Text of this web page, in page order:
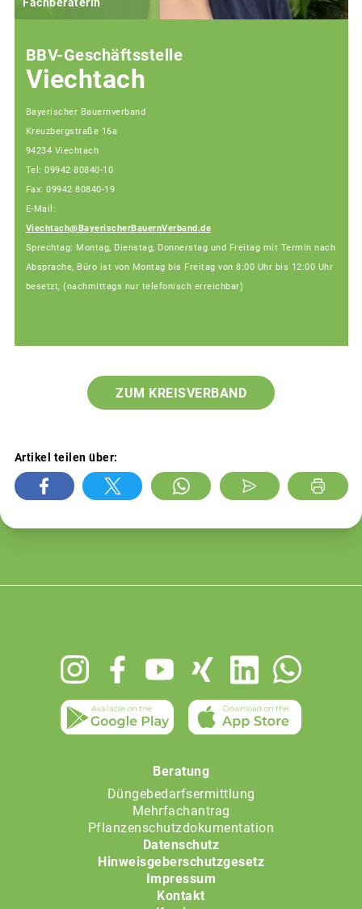
BBV-Geschäftsstelle
Viechtach
Bayerischer Bauernverband
Kreuzbergstraße 16a
94234 Viechtach
Tel: 09942 80840-10
Fax: 09942 80840-19
E-Mail:
Viechtach@BayerischerBauernVerband.de
Sprechtag: Montag, Dienstag, Donnerstag und Freitag mit Termin nach
Absprache, Büro ist von Montag bis Freitag von 8:00 Uhr bis 12:00 Uhr
besetzt, (nachmittags nur telefonisch erreichbar)
ZUM KREISVERBAND
Artikel teilen über:
Beratung
Düngebedarfsermittlung
Mehrfachantrag
Pflanzenschutzdokumentation
Datenschutz
Hinweisgeberschutzgesetz
Impressum
Kontakt